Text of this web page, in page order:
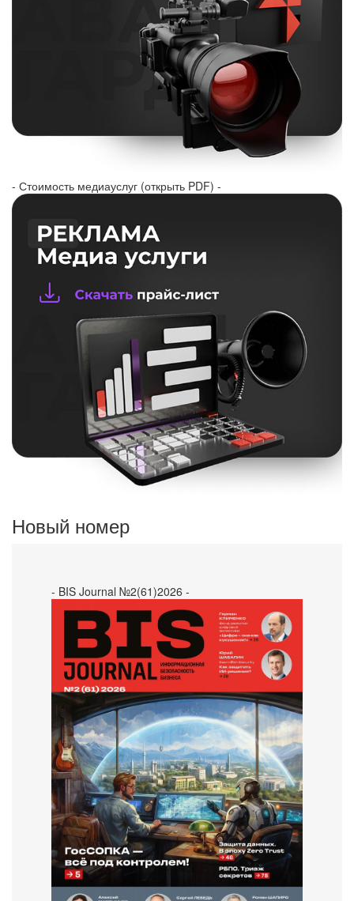
- Стоимость медиауслуг (открыть PDF) -
Новый номер
- BIS Journal №2(61)2026 -